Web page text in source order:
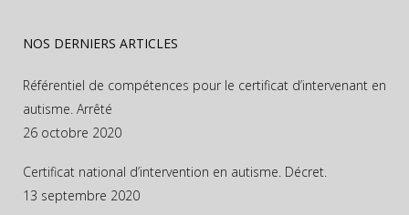
NOS DERNIERS ARTICLES
Référentiel de compétences pour le certificat d’intervenant en
autisme. Arrêté
26 octobre 2020
Certificat national d’intervention en autisme. Décret.
13 septembre 2020